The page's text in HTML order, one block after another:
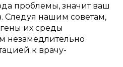
проблемы, значит ваш
Следуя нашим советам,
их среды
незамедлительно
к врачу-